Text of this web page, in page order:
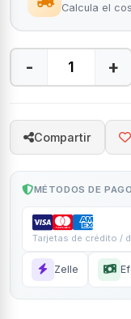
Calcula el
- +
Compartir
MÉTODOS DE
Tarjetas de crédito /
Zelle